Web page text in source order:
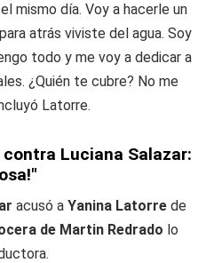
mismo día. Voy a hacerle un
atrás viviste del agua. Soy
todo y me voy a dedicar a
¿Quién te cubre? No me
Latorre.
Luciana Salazar:
acusó a Yanina Latorre de
de Martin Redrado lo